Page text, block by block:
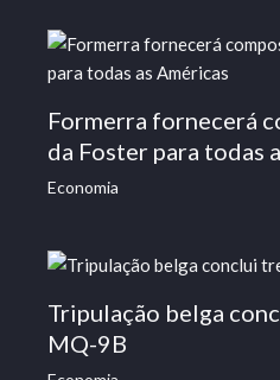
Formerra fornecerá
da Foster para todas
Economia
Tripulação belga
MQ-9B